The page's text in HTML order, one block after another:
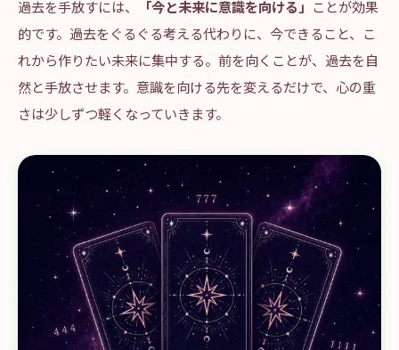
過去を手放すには、
「今と未来に意識を向ける」 ことが効果
的です。過去をぐるぐる考える代わりに、今できること、こ
れから作りたい未来に集中する。前を向くことが、過去を自
然と手放させます。意識を向ける先を変えるだけで、心の重
さは少しずつ軽くなっていきます。